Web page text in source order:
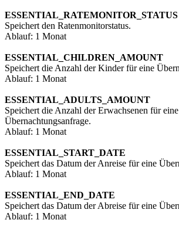
ESSENTIAL_RATEMONITOR_STATUS
Speichert den Ratenmonitorstatus.
Ablauf: 1 Monat
ESSENTIAL_CHILDREN_AMOUNT
Speichert die Anzahl der Kinder für eine
Ablauf: 1 Monat
ESSENTIAL_ADULTS_AMOUNT
Speichert die Anzahl der Erwachsenen für eine
Übernachtungsanfrage.
Ablauf: 1 Monat
ESSENTIAL_START_DATE
Speichert das Datum der Anreise für eine
Ablauf: 1 Monat
ESSENTIAL_END_DATE
Speichert das Datum der Abreise für eine
Ablauf: 1 Monat